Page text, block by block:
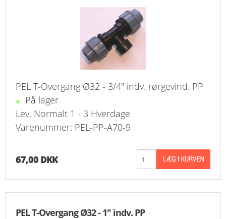
PEL T-Overgang Ø32 - 3/4" indv. rørgevind. PP
På lager
Lev. Normalt 1 - 3 Hverdage
Varenummer: PEL-PP-A70-9
67,00 DKK
PEL T-Overgang Ø32 - 1" indv. PP